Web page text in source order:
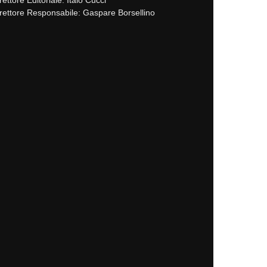
Responsabile: Gaspare Borsellino